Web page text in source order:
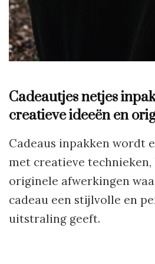
Cadeautjes netjes
creatieve ideeën en
Cadeaus inpakken wordt
met creatieve technieken,
originele afwerkingen
cadeau een stijlvolle en
uitstraling geeft.